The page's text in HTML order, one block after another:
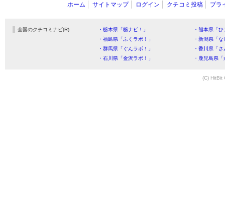
ホーム サイトマップ ログイン クチコミ投稿 プラ
全国のクチコミナビ(R) ・栃木県「栃ナビ！」
・熊本県「
・福島県「ふくラボ！」
・新潟県「
・群馬県「ぐんラボ！」
・香川県「
・石川県「金沢ラボ！」
・鹿児島県
(C) HitBit